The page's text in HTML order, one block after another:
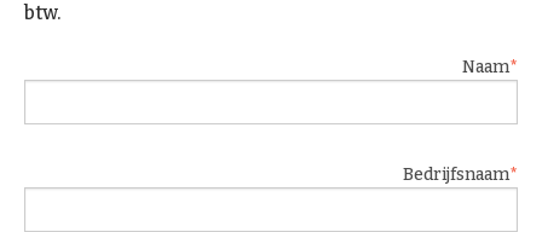
btw.
Naam
Bedrijfsnaam